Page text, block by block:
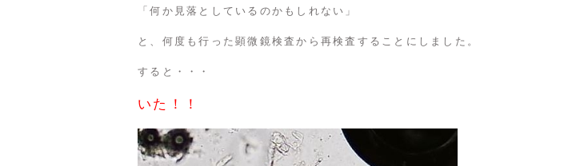
「何か見落としているのかもしれない」
と、何度も行った顕微鏡検査から再検査することにしました。
すると・・・
いた！！